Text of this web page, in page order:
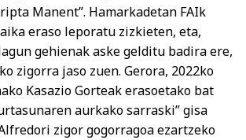
Manent”. Hamarkadetan FAIk
eraso leporatu zizkieten, eta,
gehienak aske gelditu badira ere,
zigorra jaso zuen. Gerora, 2022ko
Kasazio Gorteak erasoetako bat
aurkako sarraski” gisa
zigor gogorragoa ezartzeko